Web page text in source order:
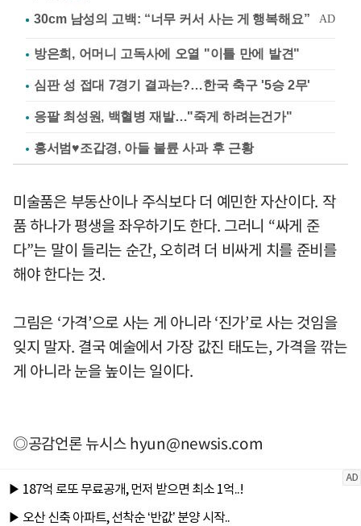
방은희, 어머니 고독사에 오열 "이틀 만에 발견"
심판 성 접대 7경기 결과는?…한국 축구 '5승 2무'
응팔 최성원, 백혈병 재발…"죽게 하려는건가"
홍서범♥조갑경, 아들 불륜 사과 후 근황
미술품은 부동산이나 주식보다 더 예민한 자산이다. 작
품 하나가 평생을 좌우하기도 한다. 그러니 “싸게 준
다”는 말이 들리는 순간, 오히려 더 비싸게 치를 준비를
해야 한다는 것.
그림은 ‘가격’으로 사는 게 아니라 ‘진가’로 사는 것임을
잊지 말자. 결국 예술에서 가장 값진 태도는, 가격을 깎는
게 아니라 눈을 높이는 일이다.
◎공감언론 뉴시스hyun@newsis.com